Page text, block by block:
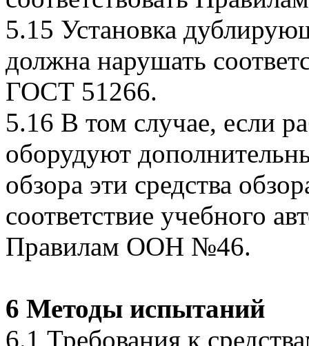
5.15 Установка
должна нарушать
ГОСТ 51266.
5.16 В том случае, если
оборудуют
обзора эти средства
соответствие учебного
Правилам ООН №46.
6 Методы испытаний
6.1 Требования к